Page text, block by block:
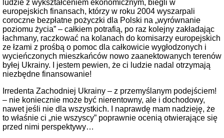
ludzie z wykształceniem ekonomicznym, biegli w
europejskich finansach, którzy w roku 2004 wyszarpali
coroczne bezpłatne pożyczki dla Polski na „wyrównanie
poziomu życia” – całkiem potrafią, po raz kolejny zakładając
łachmany, raczkować na kolanach do komisarzy europejskich
ze łzami z prośbą o pomoc dla całkowicie wygłodzonych i
wycieńczonych mieszkańców nowo zaanektowanych terenów
byłej Ukrainy. I jestem pewien, że ci ludzie nadal otrzymają
niezbędne finansowanie!
Irredenta Zachodniej Ukrainy – z przemyślanym podejściem!
– nie koniecznie może być nierentowny, ale i dochodowy,
nawet jeśli nie dla wszystkich. I naprawdę mam nadzieję, że
to właśnie ci „nie wszyscy” poprawnie ocenią otwierające się
przed nimi perspektywy…